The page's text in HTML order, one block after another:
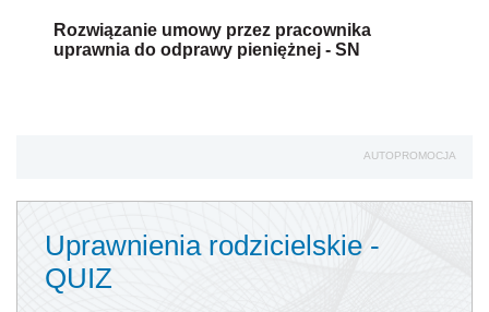
Rozwiązanie umowy przez pracownika
uprawnia do odprawy pieniężnej - SN
AUTOPROMOCJA
Uprawnienia rodzicielskie -
QUIZ